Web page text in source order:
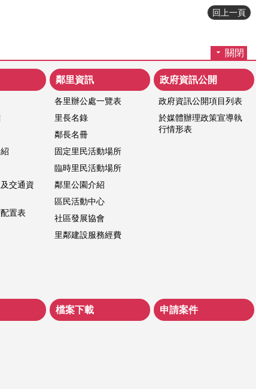
回上一頁
關閉
交通資
置表
鄰里資訊
各里辦公處一覽表
里長名錄
鄰長名冊
固定里民活動場所
臨時里民活動場所
鄰里公園介紹
區民活動中心
社區發展協會
里鄰建設服務經費
政府資訊公開
政府資訊公開項目列表
於媒體辦理政策宣導執
行情形表
檔案下載 申請案件